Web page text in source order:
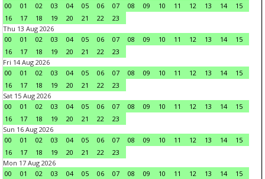
00
01 02 03 04 05 06 07 08 09 10 11 12 13 14
15
16
17 18 19 20 21 22
23
Thu 13 Aug 2026
00
01 02 03 04 05 06 07 08 09 10 11 12 13 14
15
16
17 18 19 20 21 22
23
Fri 14 Aug 2026
00
01 02 03 04 05 06 07 08 09 10 11 12 13 14
15
16
17 18 19 20 21 22
23
Sat 15 Aug 2026
00
01 02 03 04 05 06 07 08 09 10 11 12 13 14
15
16
17 18 19 20 21 22
23
Sun 16 Aug 2026
00
01 02 03 04 05 06 07 08 09 10 11 12 13 14
15
16
17 18 19 20 21 22
23
Mon 17 Aug 2026
00
01 02 03 04 05 06 07 08 09 10 11 12 13 14 15